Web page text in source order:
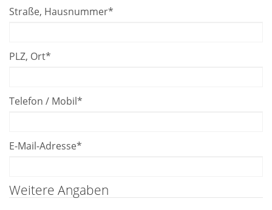
Straße, Hausnummer*
PLZ, Ort*
Telefon / Mobil*
E-Mail-Adresse*
Weitere Angaben